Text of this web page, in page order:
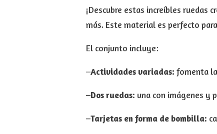
¡Descubre estas increíbles ruedas
más. Este material es perfecto
El conjunto incluye:
–Actividades variadas: fomenta
–Dos ruedas: una con imágenes y
–Tarjetas en forma de bombilla: